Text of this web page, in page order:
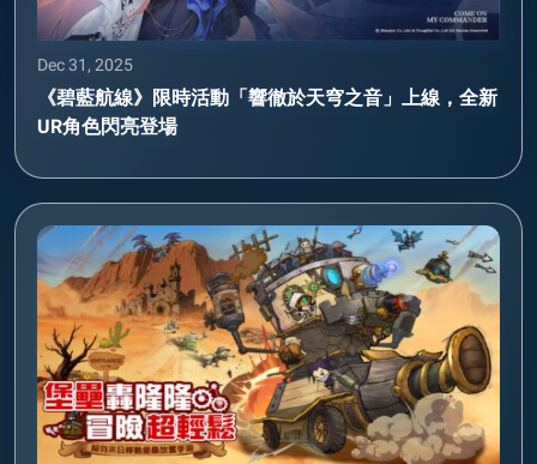
Dec 31, 2025
《碧藍航線》限時活動「響徹於天穹之音」上線，全新
UR角色閃亮登場